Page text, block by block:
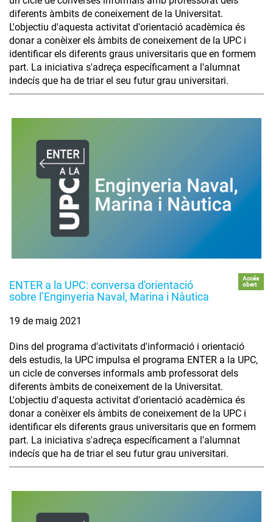
diferents àmbits de coneixement de la Universitat.
L'objectiu d'aquesta activitat d'orientació acadèmica és
donar a conèixer els àmbits de coneixement de la UPC i
identificar els diferents graus universitaris que en formem
part. La iniciativa s'adreça específicament a l'alumnat
indecís que ha de triar el seu futur grau universitari.
ENTER a la UPC: conversa d'orientació
sobre l’Enginyeria Naval, Marina i Nàutica
Accés
obert
19 de maig 2021
Dins del programa d'activitats d'informació i orientació
dels estudis, la UPC impulsa el programa ENTER a la UPC,
un cicle de converses informals amb professorat dels
diferents àmbits de coneixement de la Universitat.
L'objectiu d'aquesta activitat d'orientació acadèmica és
donar a conèixer els àmbits de coneixement de la UPC i
identificar els diferents graus universitaris que en formem
part. La iniciativa s'adreça específicament a l'alumnat
indecís que ha de triar el seu futur grau universitari.